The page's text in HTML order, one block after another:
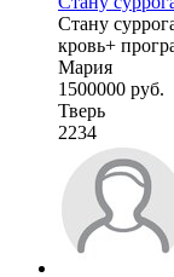
Стану
кровь+
Мария
1500000 руб.
Тверь
2234